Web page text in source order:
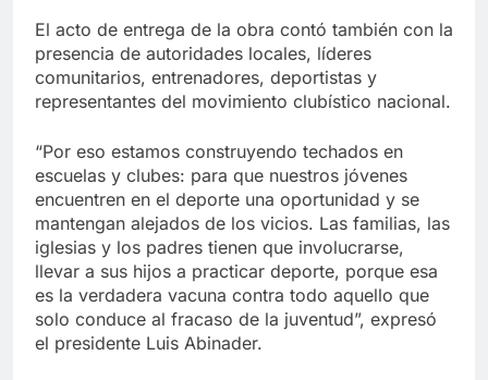
El acto de entrega de la obra contó también con la
presencia de autoridades locales, líderes
comunitarios, entrenadores, deportistas y
representantes del movimiento clubístico nacional.
“Por eso estamos construyendo techados en
escuelas y clubes: para que nuestros jóvenes
encuentren en el deporte una oportunidad y se
mantengan alejados de los vicios. Las familias, las
iglesias y los padres tienen que involucrarse,
llevar a sus hijos a practicar deporte, porque esa
es la verdadera vacuna contra todo aquello que
solo conduce al fracaso de la juventud”, expresó
el presidente Luis Abinader.